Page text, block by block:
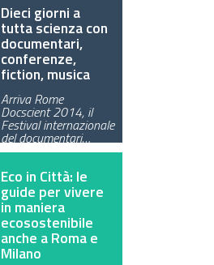
Dieci giorni a
tutta scienza con
documentari,
conferenze,
fiction, musica
Arriva Rome
Docscient 2014, il
Festival internazionale
del documentari…
Eco in Città: le
guide per vivere
in maniera
ecosostenibile
anche a Roma e
Milano